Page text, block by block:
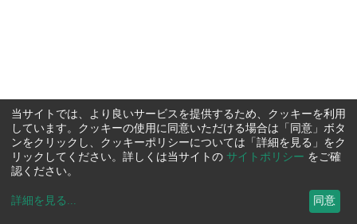
当サイトでは、より良いサービスを提供するため、クッキーを利用
しています。クッキーの使用に同意いただける場合は「同意」ボタ
ンをクリックし、クッキーポリシーについては「詳細を見る」をク
リックしてください。詳しくは当サイトの サイトポリシー をご確
認ください。
詳細を見る ... 同意